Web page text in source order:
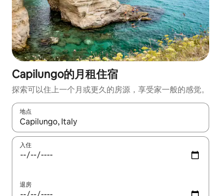
Capilungo的月租住宿
探索可以住上一个月或更久的房源，享受家一般的感觉。
地点
如有搜索结果，请使用上下方向键查看，或通过点击或滑动手势
入住
退房